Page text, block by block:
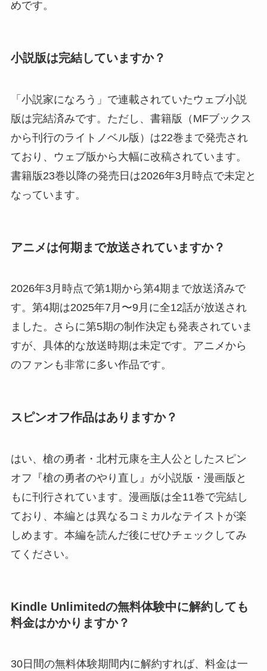
めです。
小説版は完結していますか？
「小説家になろう」で連載されていたウェブ小説
版は完結済みです。ただし、書籍版（MFブックス
から刊行のライトノベル版）は22巻まで発売され
ており、ウェブ版から大幅に改稿されています。
書籍版23巻以降の発売日は2026年3月時点で未定と
なっています。
アニメは何期まで放送されていますか？
2026年3月時点で第1期から第4期まで放送済みで
す。第4期は2025年7月〜9月に全12話が放送され
ました。さらに第5期の制作決定も発表されていま
すが、具体的な放送時期は未定です。アニメから
のファンも非常に多い作品です。
スピンオフ作品はありますか？
はい、槍の勇者・北村元康を主人公としたスピン
オフ『槍の勇者のやり直し』が小説版・漫画版と
もに刊行されています。漫画版は全11巻で完結し
ており、本編とは異なるコミカルなテイストが楽
しめます。本編を読んだ後にぜひチェックしてみ
てください。
Kindle Unlimitedの無料体験中に解約しても
料金はかかりますか？
30日間の無料体験期間内に解約すれば、料金は一